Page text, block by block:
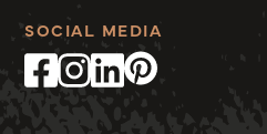
SOCIAL MEDIA